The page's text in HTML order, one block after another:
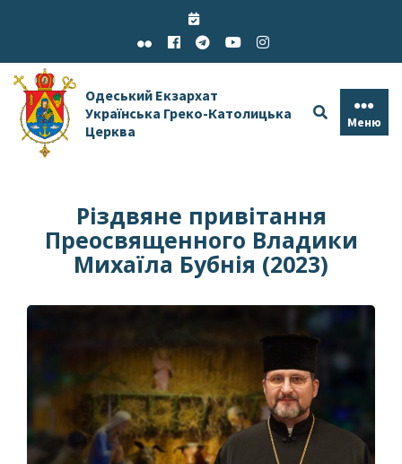
Одеський Екзархат
Українська Греко-Католицька
Церква
Меню
Різдвяне привітання
Преосвященного Владики
Михаїла Бубнія (2023)